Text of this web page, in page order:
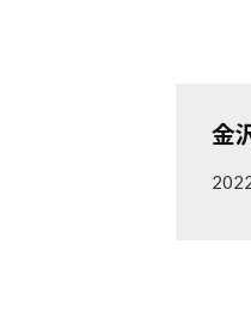
金